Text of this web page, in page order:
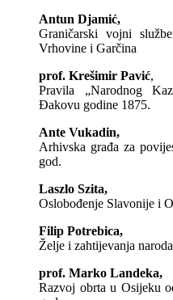
Antun Djamić,
Graničarski vojni
Vrhovine i Garčina
prof. Krešimir Pavić,
Pravila „Narodnog
Đakovu godine 1875.
Ante Vukadin,
Arhivska građa za
god.
Laszlo Szita,
Oslobođenje Slavonije i
Filip Potrebica,
Želje i zahtijevanja
prof. Marko Landeka,
Razvoj obrta u Osijeku